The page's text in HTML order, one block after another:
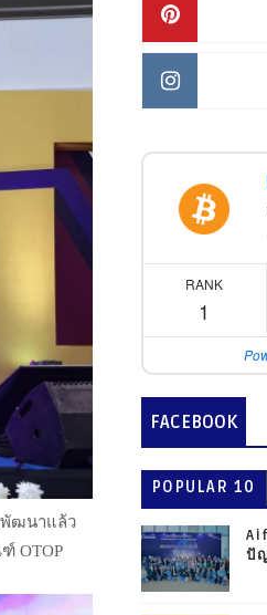
พัฒนาแล้ว
OTOP
RANK
1
FACEBOOK
POPULAR 10
ปั